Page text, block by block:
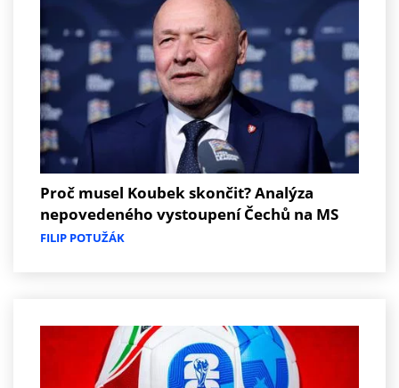
Proč musel Koubek skončit? Analýza
nepovedeného vystoupení Čechů na MS
FILIP POTUŽÁK